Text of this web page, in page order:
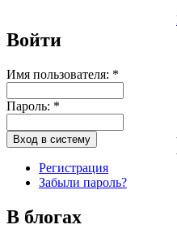
Войти
Имя пользователя: *
Пароль: *
Регистрация
Забыли пароль?
В блогах